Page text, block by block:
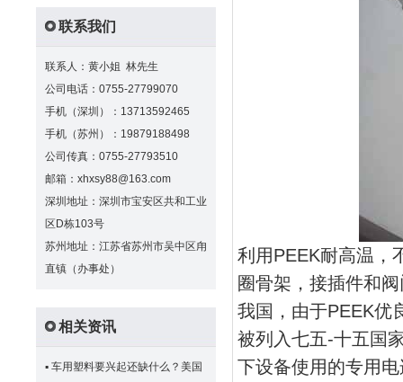
联系我们
联系人：黄小姐 林先生
公司电话：0755-27799070
手机（深圳）：13713592465
手机（苏州）：19879188498
公司传真：0755-27793510
邮箱：xhxsy88@163.com
深圳地址：深圳市宝安区共和工业
区D栋103号
苏州地址：江苏省苏州市吴中区甪
直镇（办事处）
相关资讯
▪ 车用塑料要兴起还缺什么？美国
利用PEEK耐高温，
圈骨架，接插件和
我国，由于PEEK优
被列入七五-十五国
下设备使用的专用